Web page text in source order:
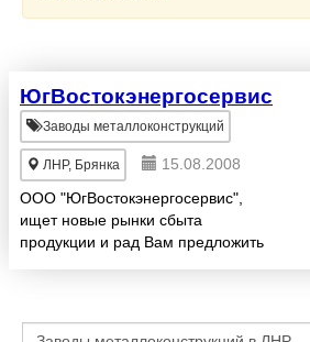
ЮгВостокэнергосервис
Заводы металлоконструкций
ЛНР, Брянка
15.08.2008
ООО "ЮгВостокэнергосервис",
ищет новые рынки сбыта
продукции и рад Вам предложить